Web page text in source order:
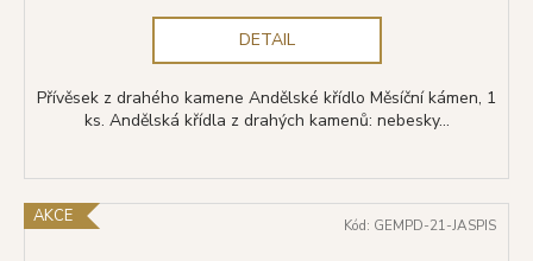
DETAIL
Přívěsek z drahého kamene Andělské křídlo Měsíční kámen, 1
ks. Andělská křídla z drahých kamenů: nebesky...
AKCE Kód: GEMPD-21-JASPIS